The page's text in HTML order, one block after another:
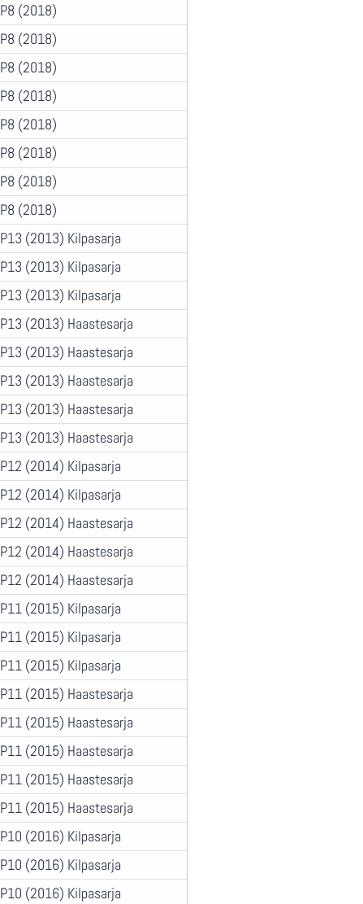
P8 (2018)
P8 (2018)
P8 (2018)
P8 (2018)
P8 (2018)
P8 (2018)
P8 (2018)
P8 (2018)
P13 (2013) Kilpasarja
P13 (2013) Kilpasarja
P13 (2013) Kilpasarja
P13 (2013) Haastesarja
P13 (2013) Haastesarja
P13 (2013) Haastesarja
P13 (2013) Haastesarja
P13 (2013) Haastesarja
P12 (2014) Kilpasarja
P12 (2014) Kilpasarja
P12 (2014) Haastesarja
P12 (2014) Haastesarja
P12 (2014) Haastesarja
P11 (2015) Kilpasarja
P11 (2015) Kilpasarja
P11 (2015) Kilpasarja
P11 (2015) Haastesarja
P11 (2015) Haastesarja
P11 (2015) Haastesarja
P11 (2015) Haastesarja
P11 (2015) Haastesarja
P10 (2016) Kilpasarja
P10 (2016) Kilpasarja
P10 (2016) Kilpasarja